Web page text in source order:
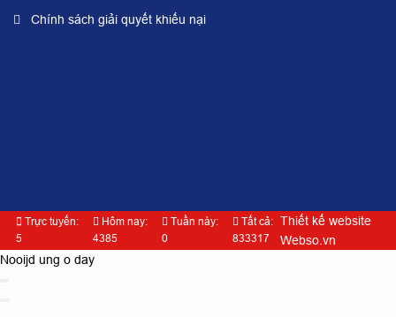
Chính sách giải quyết khiếu nại
Trực tuyến:
5
Hôm nay:
4385
Tuần này:
0
Tất cả:
833317
Thiết kế website
Webso.vn
Nooijd ung o day